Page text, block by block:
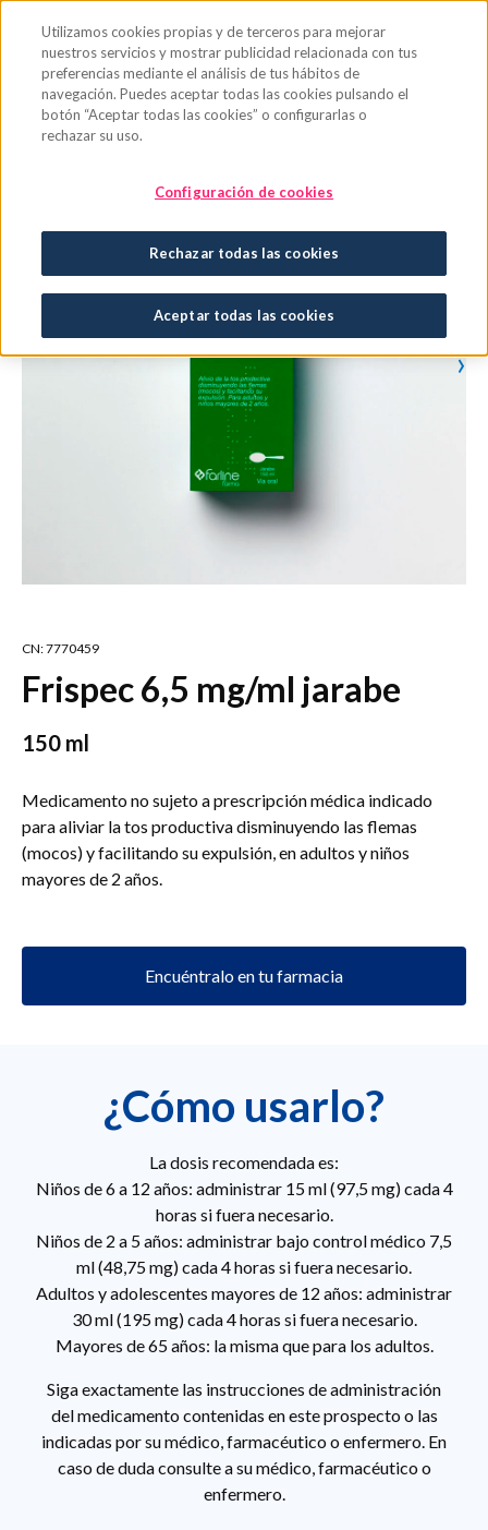
›
CN: 7770459
Frispec 6,5 mg/ml jarabe
150 ml
Medicamento no sujeto a prescripción médica indicado
para aliviar la tos productiva disminuyendo las flemas
(mocos) y facilitando su expulsión, en adultos y niños
mayores de 2 años.
Encuéntralo en tu farmacia
¿Cómo usarlo?
La dosis recomendada es:
Niños de 6 a 12 años: administrar 15 ml (97,5 mg) cada 4
horas si fuera necesario.
Niños de 2 a 5 años: administrar bajo control médico 7,5
ml (48,75 mg) cada 4 horas si fuera necesario.
Adultos y adolescentes mayores de 12 años: administrar
30 ml (195 mg) cada 4 horas si fuera necesario.
Mayores de 65 años: la misma que para los adultos.
Siga exactamente las instrucciones de administración
del medicamento contenidas en este prospecto o las
indicadas por su médico, farmacéutico o enfermero. En
caso de duda consulte a su médico, farmacéutico o
enfermero.
Utilizamos cookies propias y de terceros para mejorar
nuestros servicios y mostrar publicidad relacionada con tus
preferencias mediante el análisis de tus hábitos de
navegación. Puedes aceptar todas las cookies pulsando el
botón “Aceptar todas las cookies” o configurarlas o
rechazar su uso.
Configuración de cookies
Rechazar todas las cookies
Aceptar todas las cookies